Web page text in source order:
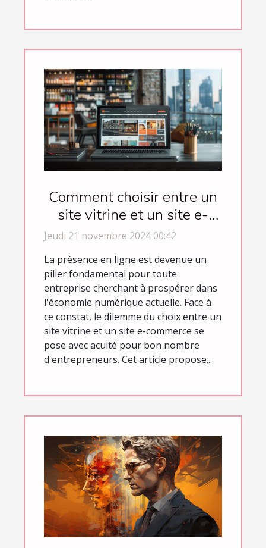
Comment choisir entre un
site vitrine et un site e-
commerce pour votre
Jeudi 21 novembre 2024 00:42
La présence en ligne est devenue un
pilier fondamental pour toute
entreprise cherchant à prospérer dans
l'économie numérique actuelle. Face à
ce constat, le dilemme du choix entre un
site vitrine et un site e-commerce se
pose avec acuité pour bon nombre
d'entrepreneurs. Cet article propose...